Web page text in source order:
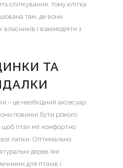
спілкування, тому клітка
там, де вони
і взаємодіяти з
ТА
– це необхідний аксесуар
повинні бути різного
щоб птах міг комфортно
лапки. Оптимально
дерев’яні
для птахів і